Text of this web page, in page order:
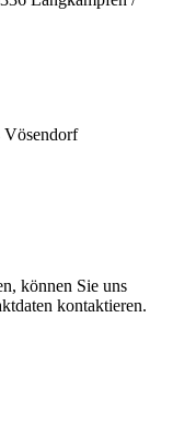
Vösendorf
können Sie uns
kontaktieren.